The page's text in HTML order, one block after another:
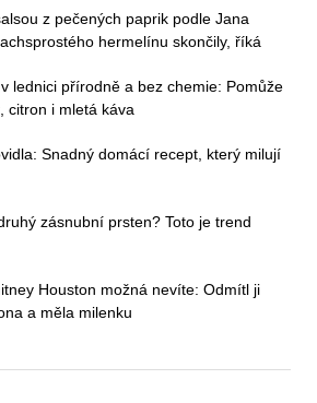
z pečených paprik podle Jana
hermelínu skončily, říká
lednici přírodně a bez chemie: Pomůže
citron i mletá káva
Snadný domácí recept, který milují
zásnubní prsten? Toto je trend
Houston možná nevíte: Odmítl ji
a měla milenku